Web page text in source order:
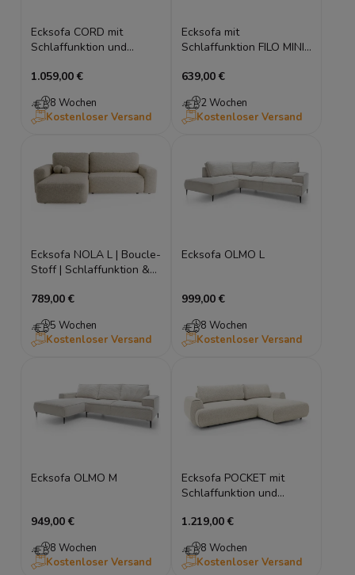
Ecksofa CORD mit
Schlaffunktion und
1.059,00 €
8 Wochen
Kostenloser Versand
Ecksofa mit
Schlaffunktion FILO MINI
Cord
639,00 €
2 Wochen
Kostenloser Versand
Ecksofa NOLA L | Boucle-
Stoff | Schlaffunktion &
789,00 €
5 Wochen
Kostenloser Versand
Ecksofa OLMO L
999,00 €
8 Wochen
Kostenloser Versand
Ecksofa OLMO M
949,00 €
8 Wochen
Kostenloser Versand
Ecksofa POCKET mit
Schlaffunktion und
1.219,00 €
8 Wochen
Kostenloser Versand